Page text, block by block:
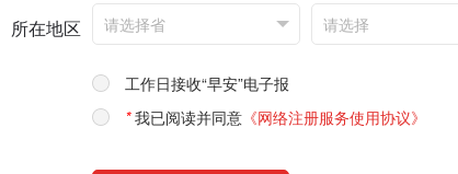
所在地区
工作日接收“早安”电子报
*我已阅读并同意 《网络注册服务使用协议》